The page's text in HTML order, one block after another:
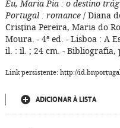
Eu, Maria Pia : o destino
Portugal : romance / Diana
Cristina Pereira, Maria do
Moura. - 4ª ed. - Lisboa : A
il. : il. ; 24 cm. - Bibliografia,
Link persistente: http://
ADICIONAR À LISTA